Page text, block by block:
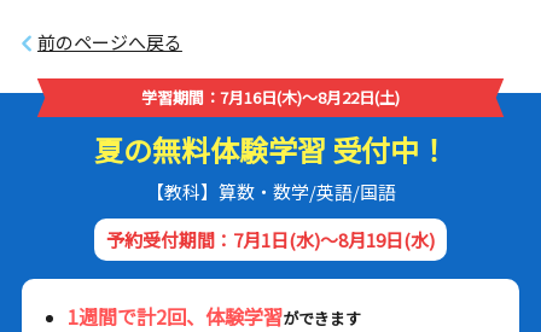
前のページへ戻る
学習期間：7月16日(木)～8月22日(土)
夏の無料体験学習 受付中！
【教科】算数・数学/英語/国語
予約受付期間：7月1日(水)～8月19日(水)
1週間で計2回、体験学習ができます